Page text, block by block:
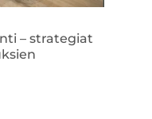
– strategiat